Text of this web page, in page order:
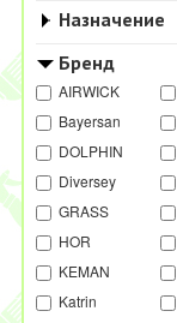
Назначение
Бренд
AIRWICK
Bayersan
DOLPHIN
Diversey
GRASS
HOR
KEMAN
Katrin